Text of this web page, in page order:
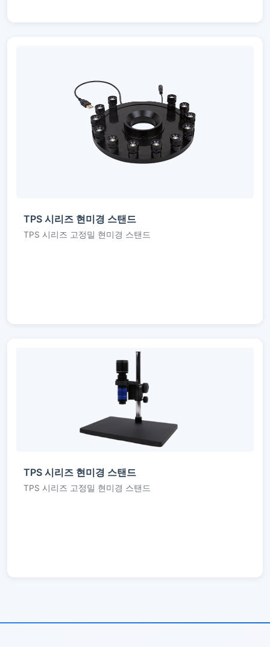
TPS 시리즈 현미경 스탠드
TPS 시리즈 고정밀 현미경 스탠드
TPS 시리즈 현미경 스탠드
TPS 시리즈 고정밀 현미경 스탠드